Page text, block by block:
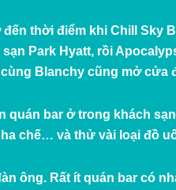
thời điểm khi Chill Sky
Park Hyatt, rồi
Blanchy cũng mở cửa
bar ở trong khách
chế… và thử vài loại đồ
ông. Rất ít quán bar có